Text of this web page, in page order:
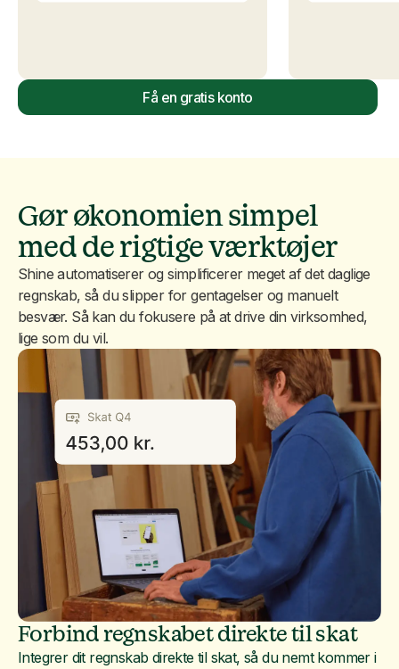
Få en gratis konto
Gør økonomien simpel
med de rigtige værktøjer
Shine automatiserer og simplificerer meget af det daglige
regnskab, så du slipper for gentagelser og manuelt
besvær. Så kan du fokusere på at drive din virksomhed,
lige som du vil.
Forbind regnskabet direkte til skat
Integrer dit regnskab direkte til skat, så du nemt kommer i